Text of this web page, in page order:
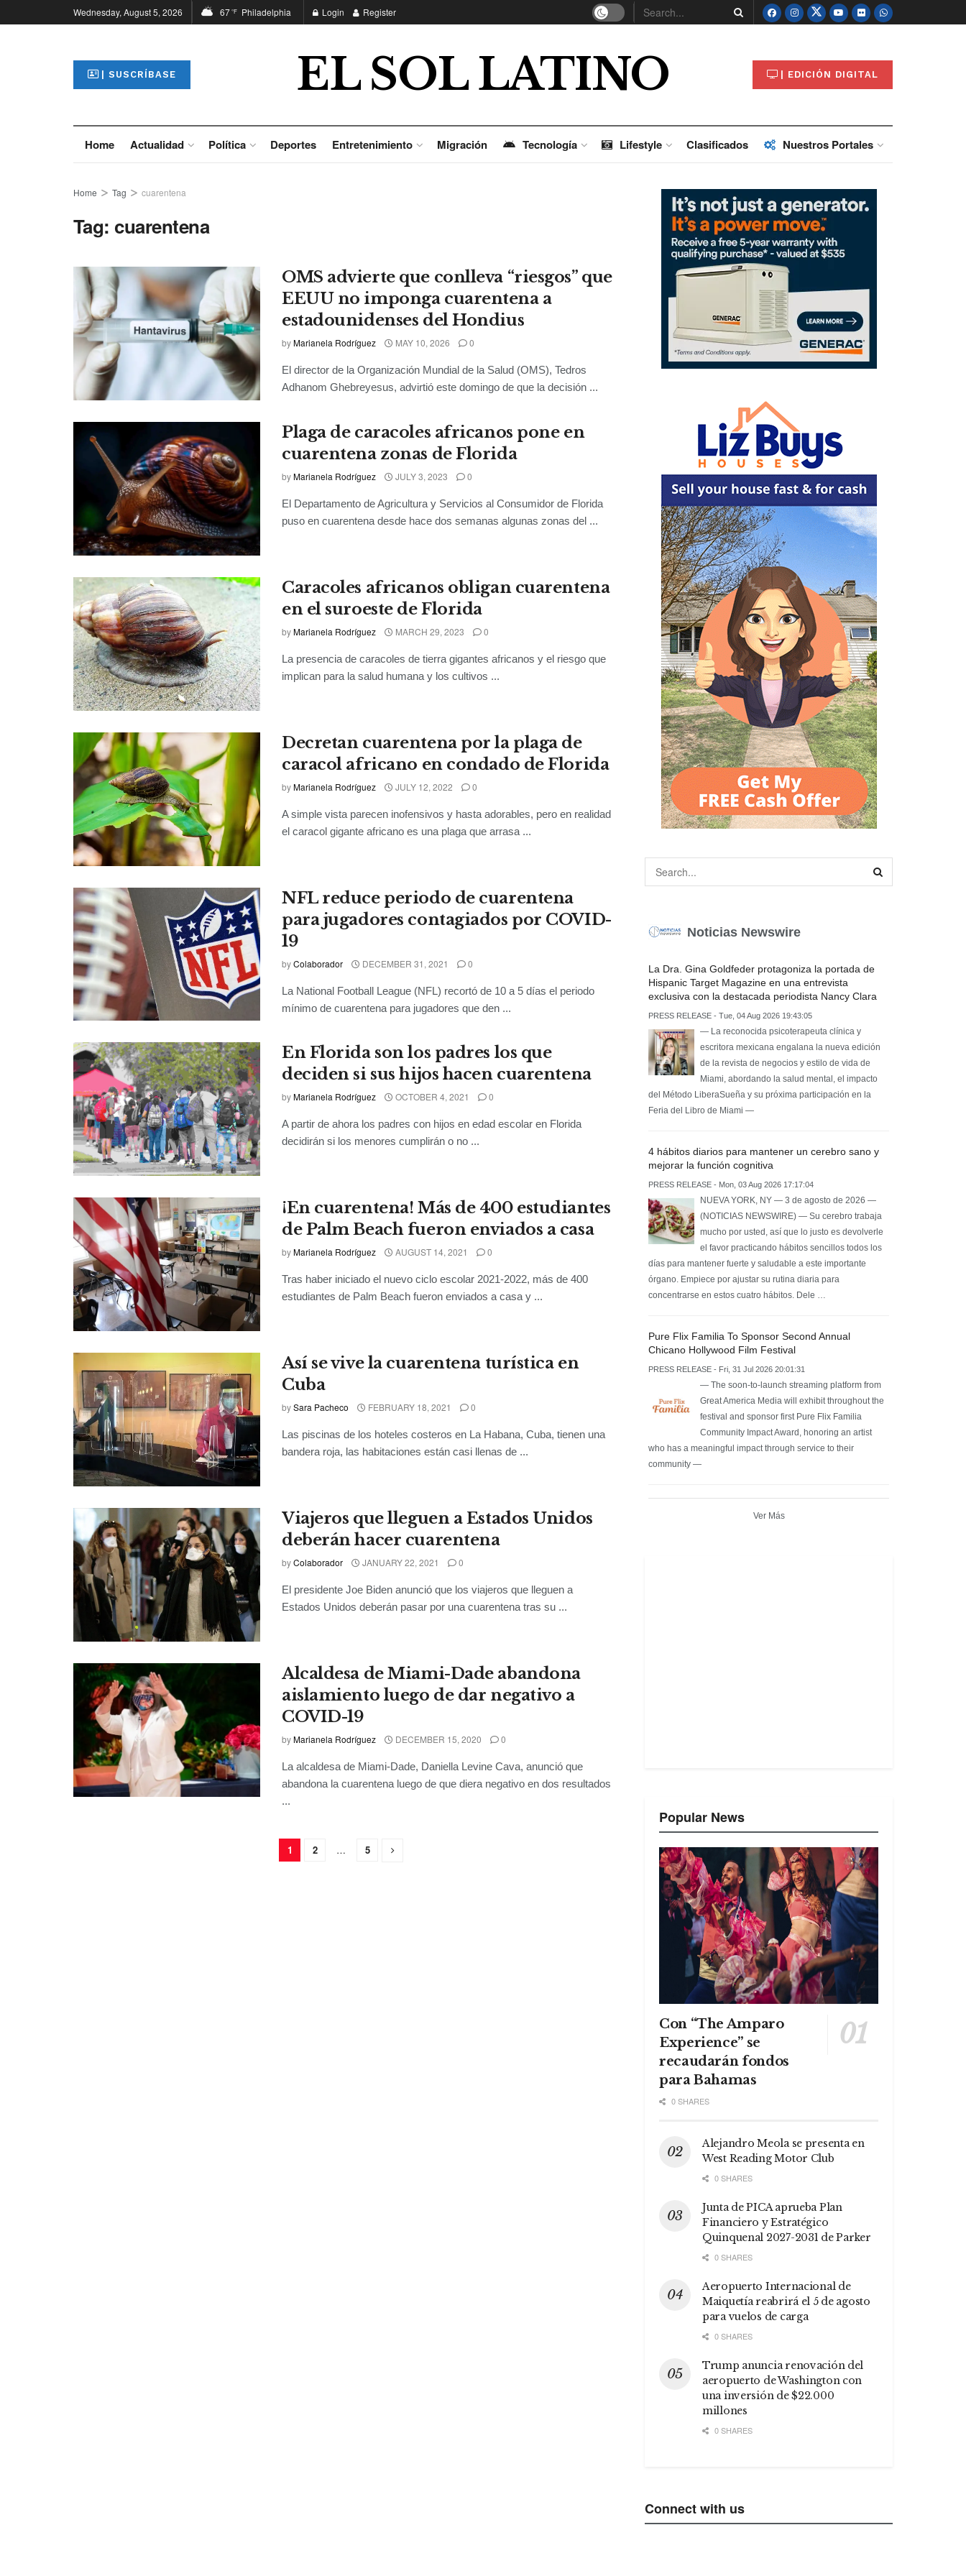
Wednesday, August 5, 2026 67°F Philadelphia Login Register
| SUSCRÍBASE EL SOL LATINO | EDICIÓN DIGITAL
Home Actualidad Política Deportes Entretenimiento Migración Tecnología Lifestyle Clasificados Nuestros Portales
Home Tag cuarentena
Tag: cuarentena
OMS advierte que conlleva “riesgos” que
EEUU no imponga cuarentena a
estadounidenses del Hondius
byMarianela Rodríguez MAY 10, 2026 0
El director de la Organización Mundial de la Salud (OMS), Tedros
Adhanom Ghebreyesus, advirtió este domingo de que la decisión ...
Plaga de caracoles africanos pone en
cuarentena zonas de Florida
byMarianela Rodríguez JULY 3, 2023 0
El Departamento de Agricultura y Servicios al Consumidor de Florida
puso en cuarentena desde hace dos semanas algunas zonas del ...
Caracoles africanos obligan cuarentena
en el suroeste de Florida
byMarianela Rodríguez MARCH 29, 2023 0
La presencia de caracoles de tierra gigantes africanos y el riesgo que
implican para la salud humana y los cultivos ...
Decretan cuarentena por la plaga de
caracol africano en condado de Florida
byMarianela Rodríguez JULY 12, 2022 0
A simple vista parecen inofensivos y hasta adorables, pero en realidad
el caracol gigante africano es una plaga que arrasa ...
NFL reduce periodo de cuarentena
para jugadores contagiados por COVID-
19
byColaborador DECEMBER 31, 2021 0
La National Football League (NFL) recortó de 10 a 5 días el periodo
mínimo de cuarentena para jugadores que den ...
En Florida son los padres los que
deciden si sus hijos hacen cuarentena
byMarianela Rodríguez OCTOBER 4, 2021 0
A partir de ahora los padres con hijos en edad escolar en Florida
decidirán si los menores cumplirán o no ...
¡En cuarentena! Más de 400 estudiantes
de Palm Beach fueron enviados a casa
byMarianela Rodríguez AUGUST 14, 2021 0
Tras haber iniciado el nuevo ciclo escolar 2021-2022, más de 400
estudiantes de Palm Beach fueron enviados a casa y ...
Así se vive la cuarentena turística en
Cuba
bySara Pacheco FEBRUARY 18, 2021 0
Las piscinas de los hoteles costeros en La Habana, Cuba, tienen una
bandera roja, las habitaciones están casi llenas de ...
Viajeros que lleguen a Estados Unidos
deberán hacer cuarentena
byColaborador JANUARY 22, 2021 0
El presidente Joe Biden anunció que los viajeros que lleguen a
Estados Unidos deberán pasar por una cuarentena tras su ...
Alcaldesa de Miami-Dade abandona
aislamiento luego de dar negativo a
COVID-19
byMarianela Rodríguez DECEMBER 15, 2020 0
La alcaldesa de Miami-Dade, Daniella Levine Cava, anunció que
abandona la cuarentena luego de que diera negativo en dos resultados
...
1 2 … 5
Noticias Newswire
La Dra. Gina Goldfeder protagoniza la portada de
Hispanic Target Magazine en una entrevista
exclusiva con la destacada periodista Nancy Clara
PRESS RELEASE - Tue, 04 Aug 2026 19:43:05
— La reconocida psicoterapeuta clínica y
escritora mexicana engalana la nueva edición
de la revista de negocios y estilo de vida de
Miami, abordando la salud mental, el impacto
del Método LiberaSueña y su próxima participación en la
Feria del Libro de Miami —
4 hábitos diarios para mantener un cerebro sano y
mejorar la función cognitiva
PRESS RELEASE - Mon, 03 Aug 2026 17:17:04
NUEVA YORK, NY — 3 de agosto de 2026 —
(NOTICIAS NEWSWIRE) — Su cerebro trabaja
mucho por usted, así que lo justo es devolverle
el favor practicando hábitos sencillos todos los
días para mantener fuerte y saludable a este importante
órgano. Empiece por ajustar su rutina diaria para
concentrarse en estos cuatro hábitos. Dele …
Pure Flix Familia To Sponsor Second Annual
Chicano Hollywood Film Festival
PRESS RELEASE - Fri, 31 Jul 2026 20:01:31
— The soon-to-launch streaming platform from
Great America Media will exhibit throughout the
festival and sponsor first Pure Flix Familia
Community Impact Award, honoring an artist
who has a meaningful impact through service to their
community —
Ver Más
Popular News
Con “The Amparo
Experience” se
recaudarán fondos
para Bahamas
0 SHARES
Alejandro Meola se presenta en
West Reading Motor Club
0 SHARES
Junta de PICA aprueba Plan
Financiero y Estratégico
Quinquenal 2027-2031 de Parker
0 SHARES
Aeropuerto Internacional de
Maiquetía reabrirá el 5 de agosto
para vuelos de carga
0 SHARES
Trump anuncia renovación del
aeropuerto de Washington con
una inversión de $22.000
millones
0 SHARES
Connect with us